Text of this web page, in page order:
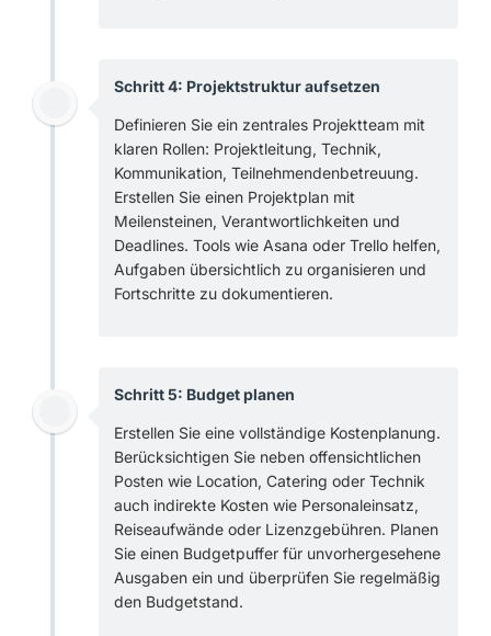
Schritt 4: Projektstruktur aufsetzen
Definieren Sie ein zentrales Projektteam mit
klaren Rollen: Projektleitung, Technik,
Kommunikation, Teilnehmendenbetreuung.
Erstellen Sie einen Projektplan mit
Meilensteinen, Verantwortlichkeiten und
Deadlines. Tools wie Asana oder Trello helfen,
Aufgaben übersichtlich zu organisieren und
Fortschritte zu dokumentieren.
Schritt 5: Budget planen
Erstellen Sie eine vollständige Kostenplanung.
Berücksichtigen Sie neben offensichtlichen
Posten wie Location, Catering oder Technik
auch indirekte Kosten wie Personaleinsatz,
Reiseaufwände oder Lizenzgebühren. Planen
Sie einen Budgetpuffer für unvorhergesehene
Ausgaben ein und überprüfen Sie regelmäßig
den Budgetstand.